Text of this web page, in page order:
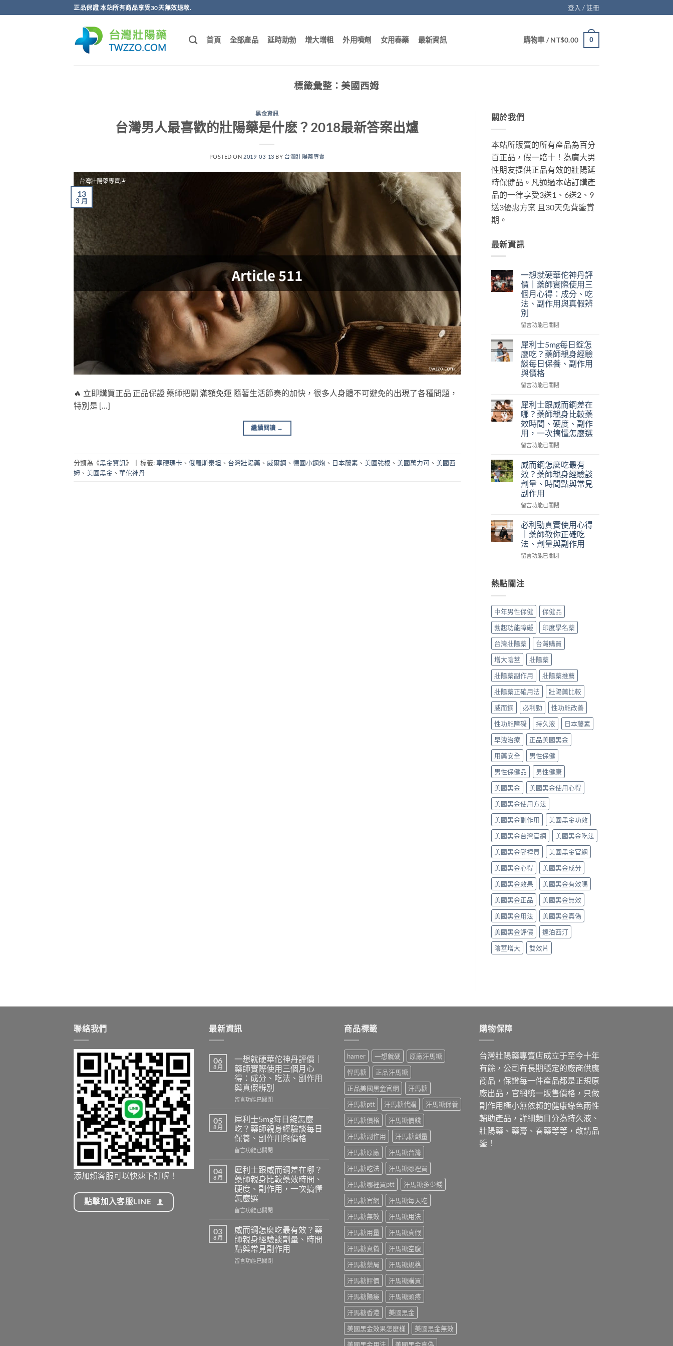
轉
正品保證 本站所有商品享受30天無效退款. 登入 / 註冊
首頁 全部產品 延時助勃 增大增粗 外用噴劑 女用春藥 最新資訊 購物車 /NT$0.00 0
標籤彙整： 美國西姆
黑金資訊
台灣男人最喜歡的壯陽藥是什麽？2018最新答案出爐
POSTED ON 2019-03-13 BY 台灣壯陽藥專賣
13
3 月
🔥 立即購買正品 正品保證 藥師把關 滿額免運 隨著生活節奏的加快，很多人身體不可避免的出現了各種問題，
特別是 […]
繼續閱讀 →
分類為《黑金資訊》 標籤:享硬瑪卡 、 俄羅斯泰坦 、 台灣壯陽藥 、 威爾鋼 、 德國小鋼炮 、 日本藤素 、 美國強根 、 美國萬力可 、 美國西
姆 、 美國黑金 、 華佗神丹
關於我們
本站所販賣的所有產品為百分
百正品，假一賠十！為廣大男
性朋友提供正品有效的壯陽延
時保健品。凡通過本站訂購產
品的一律享受3送1、6送2、9
送3優惠方案 且30天免費鑒賞
期。
最新資訊
一想就硬華佗神丹評
價｜藥師實際使用三
個月心得：成分、吃
法、副作用與真假辨
別
在
想
就
硬
華
佗
神
評
價
｜
藥
師
實
使
用
三
個
月
心
成
分、
吃
法、
副
與
真
辨
別〉
中
留言功能已關閉
犀利士5mg每日錠怎
麼吃？藥師親身經驗
談每日保養、副作用
與價格
在
利
士
5mg
每
日
錠
麼
吃？
藥
師
親
身
驗
談
每
日
保
作
用
價
格〉
中
留言功能已關閉
犀利士跟威而鋼差在
哪？藥師親身比較藥
效時間、硬度、副作
用，一次搞懂怎麼選
在
利
士
跟
威
而
鋼
在
哪？
藥
師
親
較
藥
時
間、
硬
度、
副
作
用，
一
次
搞
懂
怎
麼
選〉
中
留言功能已關閉
威而鋼怎麼吃最有
效？藥師親身經驗談
劑量、時間點與常見
副作用
在
而
鋼
怎
麼
吃
效？
親
身
經
驗
談
劑
量、
時
間
點
與
常
見
副
作
用〉
留言功能已關閉
必利勁真實使用心得
｜藥師教你正確吃
法、劑量與副作用
在
勁
真
使
用
心
得
｜
藥
教
你
正
確
吃
法、
劑
量
與
作
用〉
中
留言功能已關閉
熱點關注
中年男性保健
保健品
勃起功能障礙
印度學名藥
台灣壯陽藥
台灣購買
增大陰莖
壯陽藥
壯陽藥副作用
壯陽藥推薦
壯陽藥正確用法
壯陽藥比較
威而鋼
必利勁
性功能改善
性功能障礙
持久液
日本藤素
早洩治療
正品美國黑金
用藥安全
男性保健
男性保健品
男性健康
美國黑金
美國黑金使用心得
美國黑金使用方法
美國黑金副作用
美國黑金功效
美國黑金台灣官網
美國黑金吃法
美國黑金哪裡買
美國黑金官網
美國黑金心得
美國黑金成分
美國黑金效果
美國黑金有效嗎
美國黑金正品
美國黑金無效
美國黑金用法
美國黑金真偽
美國黑金評價
達泊西汀
陰莖增大
雙效片
聯絡我們
添加賴客服可以快速下訂喔！
點擊加入客服LINE
最新資訊
06
8 月
一想就硬華佗神丹評價｜
藥師實際使用三個月心
得：成分、吃法、副作用
與真假辨別
在
想
就
硬
華
佗
丹
評
價
｜
藥
師
際
使
用
三
個
留言功能已關閉
05
8 月
犀利士5mg每日錠怎麼
吃？藥師親身經驗談每日
保養、副作用與價格
在
利
士
5mg
每
日
錠
麼
吃？
藥
師
親
留言功能已關閉
04
8 月
犀利士跟威而鋼差在哪？
藥師親身比較藥效時間、
硬度、副作用，一次搞懂
怎麼選
在
利
士
跟
威
而
留言功能已關閉
03
8 月
威而鋼怎麼吃最有效？藥
師親身經驗談劑量、時間
點與常見副作用
在
留言功能已關閉
商品標籤
hamer 一想就硬
原廠汗馬糖
悍馬糖
正品汗馬糖
正品美國黑金官網
汗馬糖
汗馬糖ptt
汗馬糖代購
汗馬糖保養
汗馬糖價格
汗馬糖價錢
汗馬糖副作用
汗馬糖劑量
汗馬糖原廠
汗馬糖台灣
汗馬糖吃法
汗馬糖哪裡買
汗馬糖哪裡買ptt
汗馬糖多少錢
汗馬糖官網
汗馬糖每天吃
汗馬糖無效
汗馬糖用法
汗馬糖用量
汗馬糖真假
汗馬糖真偽
汗馬糖空腹
汗馬糖藥局
汗馬糖規格
汗馬糖評價
汗馬糖購買
汗馬糖陽痿
汗馬糖頭疼
汗馬糖香港
美國黑金
美國黑金效果怎麼樣
美國黑金無效
購物保障
台灣壯陽藥專賣店成立于至今十年
有餘，公司有長期穩定的廠商供應
商品，保證每一件產品都是正規原
廠出品，官網統一販售價格，只做
副作用極小無依賴的健康綠色兩性
輔助產品，詳細類目分為持久液、
壯陽藥、藥膏、春藥等等，敬請品
鑒！